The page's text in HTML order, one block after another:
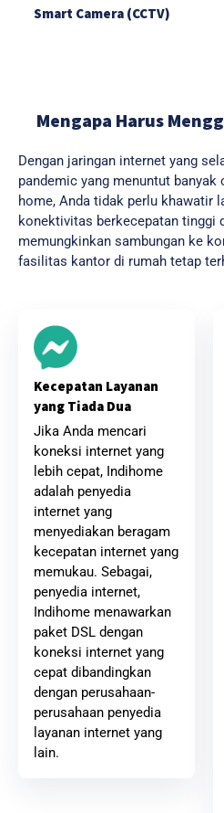
Smart Camera (CCTV)
Mengapa Harus
Dengan jaringan internet yang
pandemic yang menuntut
home, Anda tidak perlu khawatir
konektivitas berkecepatan tinggi
memungkinkan sambungan ke
fasilitas kantor di rumah tetap
Kecepatan Layanan
yang Tiada Dua
Jika Anda mencari
koneksi internet yang
lebih cepat, Indihome
adalah penyedia
internet yang
menyediakan beragam
kecepatan internet yang
memukau. Sebagai,
penyedia internet,
Indihome menawarkan
paket DSL dengan
koneksi internet yang
cepat dibandingkan
dengan perusahaan-
perusahaan penyedia
layanan internet yang
lain.